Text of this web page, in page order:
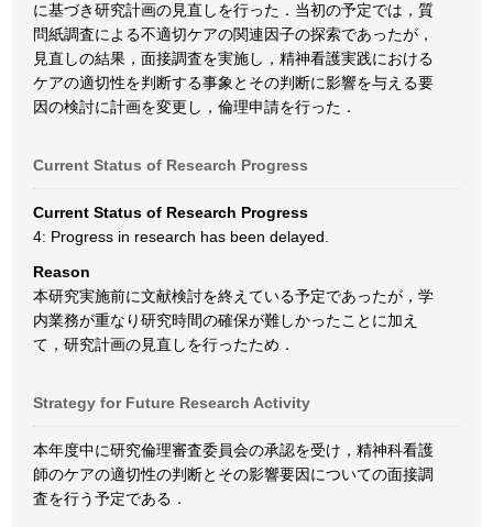
に基づき研究計画の見直しを行った．当初の予定では，質
問紙調査による不適切ケアの関連因子の探索であったが，
見直しの結果，面接調査を実施し，精神看護実践における
ケアの適切性を判断する事象とその判断に影響を与える要
因の検討に計画を変更し，倫理申請を行った．
Current Status of Research Progress
Current Status of Research Progress
4: Progress in research has been delayed.
Reason
本研究実施前に文献検討を終えている予定であったが，学
内業務が重なり研究時間の確保が難しかったことに加え
て，研究計画の見直しを行ったため．
Strategy for Future Research Activity
本年度中に研究倫理審査委員会の承認を受け，精神科看護
師のケアの適切性の判断とその影響要因についての面接調
査を行う予定である．